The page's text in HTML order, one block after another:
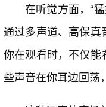
在听觉方面，“
通过多声道、高保真
你在观看时，不仅能
些声音在你耳边回荡